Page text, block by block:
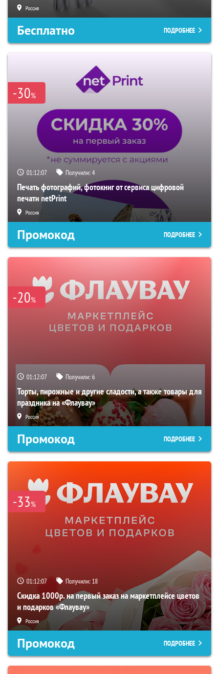
Россия
Бесплатно ПОДРОБНЕЕ
-30%
01:12:06 Получили:4
Печать фотографий, фотокниг от сервиса цифровой
печати netPrint
Россия
Промокод ПОДРОБНЕЕ
-20%
01:12:06 Получили:6
Торты, пирожные и другие сладости, а также товары для
праздника на «Флаувау»
Россия
Промокод ПОДРОБНЕЕ
-33%
01:12:06 Получили: 18
Скидка 1000р. на первый заказ на маркетплейсе цветов
и подарков «Флаувау»
Россия
Промокод ПОДРОБНЕЕ